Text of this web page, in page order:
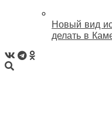
Новый вид
делать в